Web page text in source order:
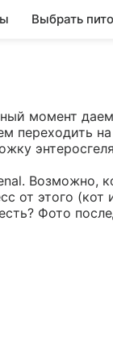
Выбрать
момент
переходить
Возможно,
от этого (кот
Фото